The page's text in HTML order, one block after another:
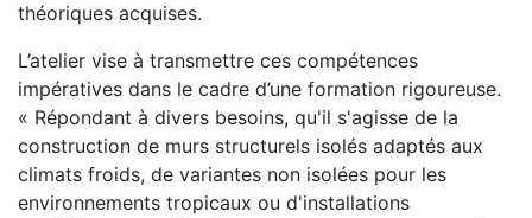
théoriques acquises.
L’atelier vise à transmettre ces compétences
impératives dans le cadre d’une formation rigoureuse.
« Répondant à divers besoins, qu'il s'agisse de la
construction de murs structurels isolés adaptés aux
climats froids, de variantes non isolées pour les
environnements tropicaux ou d'installations